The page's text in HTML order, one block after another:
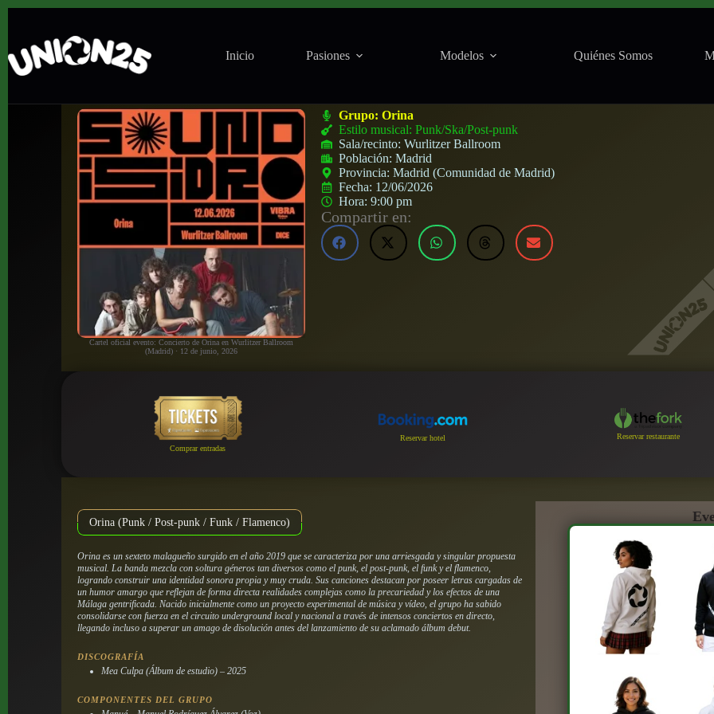
Inicio Pasiones Modelos Quiénes Somos
Cartel oficial evento: Concierto de Orina en Wurlitzer Ballroom
(Madrid) · 12 de junio, 2026
Grupo:Orina
Estilo musical: Punk/Ska/Post-punk
Sala/recinto:Wurlitzer Ballroom
Población:Madrid
Provincia:Madrid (Comunidad de Madrid)
Fecha: 12/06/2026
Hora:9:00 pm
Compartir en:
Comprar entradas
Reservar hotel Reservar restaurante
Orina (Punk / Post-punk / Funk / Flamenco)
Orina es un sexteto malagueño surgido en el año 2019 que se caracteriza por una arriesgada y singular propuesta
musical. La banda mezcla con soltura géneros tan diversos como el punk, el post-punk, el funk y el flamenco,
logrando construir una identidad sonora propia y muy cruda. Sus canciones destacan por poseer letras cargadas de
un humor amargo que reflejan de forma directa realidades complejas como la precariedad y los efectos de una
Málaga gentrificada. Nacido inicialmente como un proyecto experimental de música y vídeo, el grupo ha sabido
consolidarse con fuerza en el circuito underground local y nacional a través de intensos conciertos en directo,
llegando incluso a superar un amago de disolución antes del lanzamiento de su aclamado álbum debut.
DISCOGRAFÍA
Mea Culpa (Álbum de estudio) – 2025
COMPONENTES DEL GRUPO